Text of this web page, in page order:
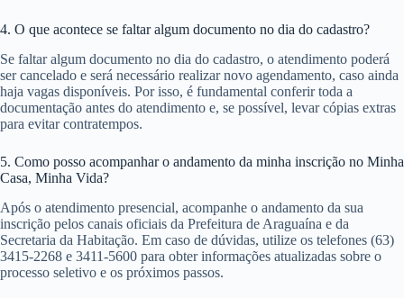
4. O que acontece se faltar algum documento no dia do cadastro?
Se faltar algum documento no dia do cadastro, o atendimento poderá
ser cancelado e será necessário realizar novo agendamento, caso ainda
haja vagas disponíveis. Por isso, é fundamental conferir toda a
documentação antes do atendimento e, se possível, levar cópias extras
para evitar contratempos.
5. Como posso acompanhar o andamento da minha inscrição no Minha
Casa, Minha Vida?
Após o atendimento presencial, acompanhe o andamento da sua
inscrição pelos canais oficiais da Prefeitura de Araguaína e da
Secretaria da Habitação. Em caso de dúvidas, utilize os telefones (63)
3415-2268 e 3411-5600 para obter informações atualizadas sobre o
processo seletivo e os próximos passos.